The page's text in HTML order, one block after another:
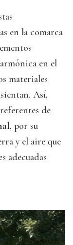
en la comarca
en el
materiales
Así,
de
, por su
y el aire que
adecuadas